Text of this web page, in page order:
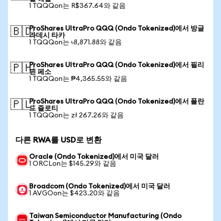
1 TQQQon는 R$367.64와 같음
🇧🇩ProShares UltraPro QQQ (Ondo Tokenized)에서 방글
라데시 타카
1 TQQQon는 ৳8,871.88와 같음
🇵🇭ProShares UltraPro QQQ (Ondo Tokenized)에서 필리
핀 페소
1 TQQQon는 ₱4,365.55와 같음
🇵🇱ProShares UltraPro QQQ (Ondo Tokenized)에서 폴란
드 즐로티
1 TQQQon는 zł 267.26와 같음
다른 RWA를 USD로 변환
Oracle (Ondo Tokenized)에서 미국 달러
1 ORCLon는 $145.29와 같음
Broadcom (Ondo Tokenized)에서 미국 달러
1 AVGOon는 $423.20와 같음
Taiwan Semiconductor Manufacturing (Ondo